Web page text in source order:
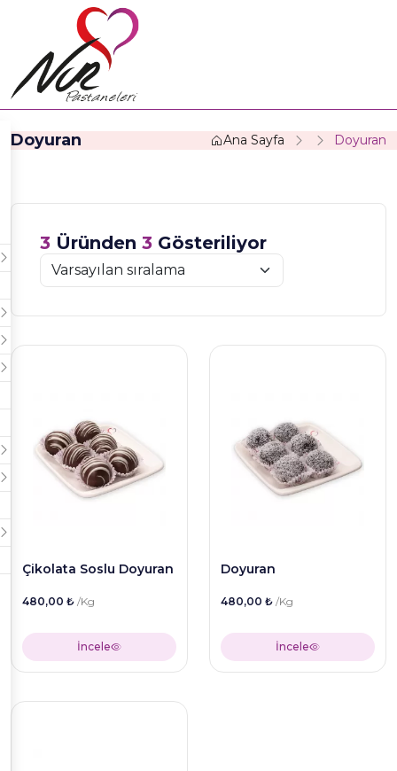
Doyuran Ana Sayfa Doyuran
3 Üründen 3 Gösteriliyor
Çikolata Soslu Doyuran
480,00 ₺ /Kg
İncele
Doyuran
480,00 ₺ /Kg
İncele